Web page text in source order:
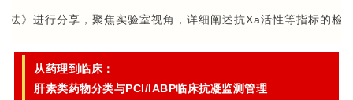
》进行分享，聚焦实验室视角，详细阐述抗Xa活性等指标的
从药理到临床：
肝素类药物分类与PCI/IABP临床抗凝监测管理